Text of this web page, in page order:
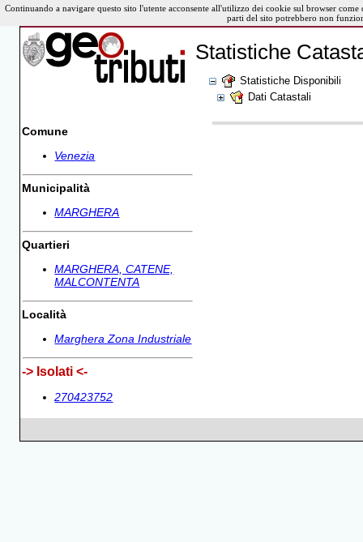
Comune
Venezia
Municipalità
MARGHERA
Quartieri
MARGHERA, CATENE,
MALCONTENTA
Località
Marghera Zona Industriale
-> Isolati <-
270423752
Statistiche
Statistiche Disponibili
Dati Catastali
Continuando a navigare questo sito l'utente acconsente all'utilizzo dei cookie sul browser
parti del sito potrebbero non